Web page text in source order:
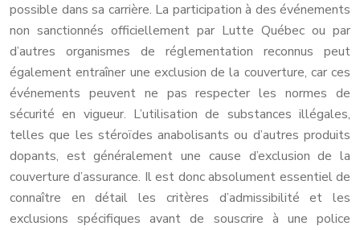
possible dans sa carrière. La participation à des événements
non sanctionnés officiellement par Lutte Québec ou par
d’autres organismes de réglementation reconnus peut
également entraîner une exclusion de la couverture, car ces
événements peuvent ne pas respecter les normes de
sécurité en vigueur. L’utilisation de substances illégales,
telles que les stéroïdes anabolisants ou d’autres produits
dopants, est généralement une cause d’exclusion de la
couverture d’assurance. Il est donc absolument essentiel de
connaître en détail les critères d’admissibilité et les
exclusions spécifiques avant de souscrire à une police